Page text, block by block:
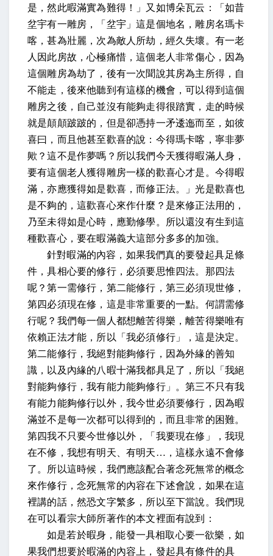
是，然此暇滿實為難得！」又如博朵瓦云：「如昔
坌宇有一雕房，「坌宇」這是個地名，雕房名瑪卡
喀，甚為壯麗，次為敵人所劫，經久失壞。有一老
人因此房故，心極痛惜，這個老人非常傷心，因為
這個雕房為劫了，後有一次聞說其房為主所得，自
不能走，後來他聽到有這樣的機會，可以得到這個
雕房之後，自己並沒有能夠走得很踏實，走的時候
就是顛顛跛跛的，但是卻憑持一矛逶迤而至，如彼
喜曰，而且他甚至歡喜的說：今得瑪卡喀，寧非夢
歟？這不是作夢嗎？所以我們今天獲得暇滿人身，
要有這個老人獲得雕房一樣的歡喜心才是。今得暇
滿，亦應獲得如是歡喜，而修正法。」光是歡喜也
是不夠的，這歡喜心來作什麼？是來修正法用的，
乃至未得如是心時，應勤修學。所以還沒有生到這
種歡喜心，要在暇滿義大這部分多多的加強。
針對暇滿的內容，如果我們真的要發起具足條
件，具相心要的修行，必須要思惟四法。那四法
呢？第一需修行，第二能修行，第三必須現世修，
第四必須現在修，這是非常重要的一點。何謂需修
行呢？我們每一個人都想離苦得樂，離苦得樂唯有
依賴正法才能，所以「我必須修行」，這是決定。
第二能修行，我絕對能夠修行，因為外緣的善知
識，以及內緣的八暇十滿我都具足了，所以「我絕
對能夠修行，我有能力能夠修行」。第三不只有我
有能力能夠修行以外，我今世必須要修行，因為暇
滿並不是每一次都可以得到的，而且非常的困難。
第四我不只要今世修以外，「我要現在修」，我現
在不修，我想有明天、有明天…，這樣永遠不會修
了。所以這時候，我們應該配合著念死無常的概念
來作修行，念死無常的內容在下述會說，如果在這
裡講的話，然恐文字繁多，所以至下當說。我們現
在可以看宗大師所著作的本文裡面有說到：
如是若於暇身，能發一具相取心要一欲樂，如
果我們想要於暇滿的內容上，發起具有條件的具